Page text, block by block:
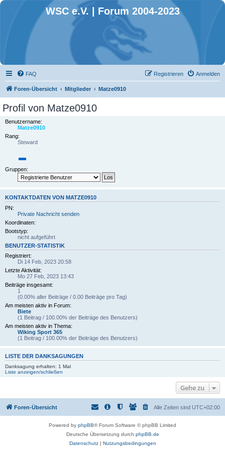
WSC e.V. | Forum 2004-2023
FAQ Anmelden
Registrieren
Foren-Übersicht Mitglieder Matze0910
Profil von Matze0910
Benutzername:
Matze0910
Rang:
Steward
Gruppen:
KONTAKTDATEN VON MATZE0910
PN:
Private Nachricht senden
Koordinaten:
Bootstyp:
nicht aufgeführt
BENUTZER-STATISTIK
Registriert:
Di 14 Feb, 2023 20:58
Letzte Aktivität:
Mo 27 Feb, 2023 13:43
Beiträge insgesamt:
1
(0.00% aller Beiträge / 0.00 Beiträge pro Tag)
Am meisten aktiv in Forum:
Biete
(1 Beitrag / 100.00% der Beiträge des Benutzers)
Am meisten aktiv in Thema:
Wiking Sport 365
(1 Beitrag / 100.00% der Beiträge des Benutzers)
LISTE DER DANKSAGUNGEN
Danksagung erhalten: 1 Mal
Liste anzeigen/schließen
Gehe zu
Foren-Übersicht Alle Zeiten sind UTC+02:00
Powered by phpBB® Forum Software © phpBB Limited
Deutsche Übersetzung durch phpBB.de
Datenschutz| Nutzungsbedingungen